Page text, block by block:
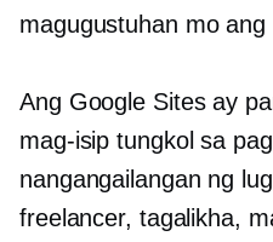
magugustuhan mo ang
Ang Google Sites ay
mag-isip tungkol sa
nangangailangan ng
freelancer, tagalikha,